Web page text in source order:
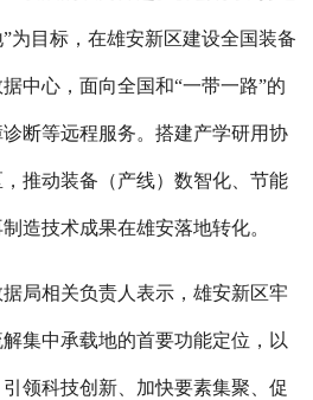
为目标，在雄安新区建设全国装备
中心，面向全国和“一带一路”的
断等远程服务。搭建产学研用协
推动装备（产线）数智化、节能
造技术成果在雄安落地转化。
相关负责人表示，雄安新区牢
集中承载地的首要功能定位，以
领科技创新、加快要素集聚、促